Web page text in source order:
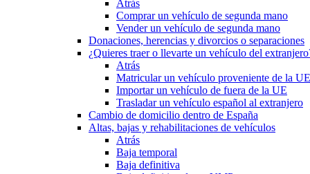
Atrás
Comprar un vehículo de segunda mano
Vender un vehículo de segunda mano
Donaciones, herencias y divorcios o separaciones
¿Quieres traer o llevarte un vehículo del
Atrás
Matricular un vehículo proveniente de la UE
Importar un vehículo de fuera de la UE
Trasladar un vehículo español al extranjero
Cambio de domicilio dentro de España
Altas, bajas y rehabilitaciones de vehículos
Atrás
Baja temporal
Baja definitiva